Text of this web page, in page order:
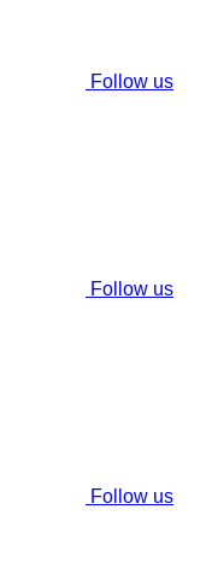
Follow us
Follow us
Follow us